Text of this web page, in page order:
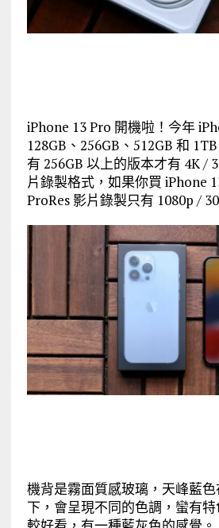
iPhone 13 Pro 開機啦！今年
128GB、256GB、512GB 和
有 256GB 以上的版本才有 4K /
片錄製格式，如果你買 iPhone
ProRes 影片錄製只有 1080p /
機背是霧面質感玻璃，天峰藍
下，會呈現不同的色調，蠻有